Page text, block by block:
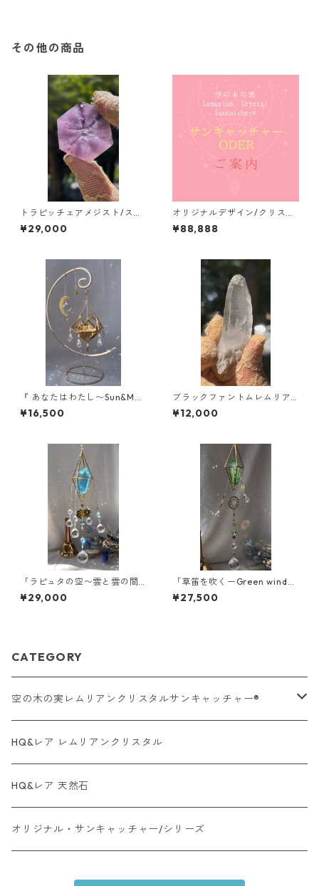
その他の商品
トラピッチェアメジスト/スラ
イス ブラジル/アマゾン
¥29,000
オリジナルデザイン/クリスタ
ルサンキャッチャー加工/ご案
内
¥88,888
『 あなたはわたし〜Sun&Moo
n〜』/ スタンド型サンキャッ
チャー/受注制作対応
¥16,500
ブラックファントムレムリア
ン/ブラジル /ミネスジェライ
ス
¥12,000
「ラピュタの空〜雲と雲の間
に〜」【空の木の実 Lemuri
anCrystalSuncatcher®︎】新
¥29,000
「草笛を吹くーGreen wind
~」【空の木の実 Lemurian
CrystalSuncatcher®︎】新作
¥27,500
CATEGORY
空の木の実レムリアンクリスタルサンキャッチャー®︎
オーラクォーツ系・タイプ
レムリアンクリスタル・タイプ
レア天然石・タイプ
HQ&レア レムリアンクリスタル
HQ&レア 天然石
オリジナル・サンキャッチャー/シリーズ